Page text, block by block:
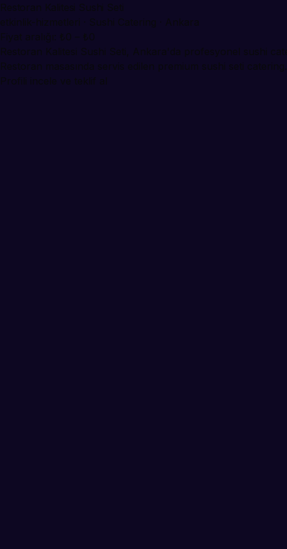
Restoran Kalitesi Sushi Seti
etkinlik-hizmetleri · Sushi Catering · Ankara
Fiyat aralığı: ₺0 – ₺0
Restoran Kalitesi Sushi Seti, Ankara'da profesyonel sushi
Restoran masasında servis edilen premium sushi seti
Profili incele ve teklif al